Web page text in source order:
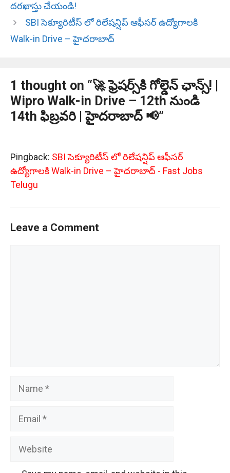
దరఖాస్తు చేయండి!
SBI సెక్యూరిటీస్ లో రిలేషన్షిప్ ఆఫీసర్ ఉద్యోగాలకి
Walk-in Drive – హైదరాబాద్
1 thought on “🚀 ఫ్రెషర్స్‌కి గోల్డెన్ ఛాన్స్! |
Wipro Walk-in Drive – 12th నుండి
14th ఫిబ్రవరి | హైదరాబాద్ 📢”
Pingback: SBI సెక్యూరిటీస్ లో రిలేషన్షిప్ ఆఫీసర్
ఉద్యోగాలకి Walk-in Drive – హైదరాబాద్ - Fast Jobs
Telugu
Leave a Comment
Name
Email
Website